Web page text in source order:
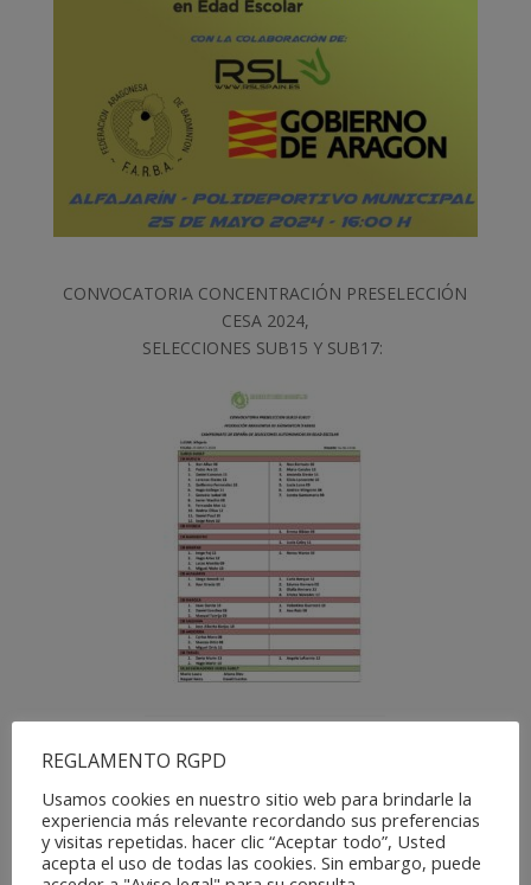
CONVOCATORIA CONCENTRACIÓN PRESELECCIÓN
CESA 2024,
SELECCIONES SUB15 Y SUB17:
de 16 a 20 horas, se celebrará en el PDM de Alfajarín
la segunda concentración, de la cual saldrán los
seleccionados y reservas para la participación de
Aragón, en el Campeonato de España de Selecciones
CESA que tendrá lugar en Punta Umbria (Huelva) del 19
REGLAMENTO RGPD
Usamos cookies en nuestro sitio web para brindarle la
experiencia más relevante recordando sus preferencias
y visitas repetidas. hacer clic “Aceptar todo”, Usted
acepta el uso de todas las cookies. Sin embargo, puede